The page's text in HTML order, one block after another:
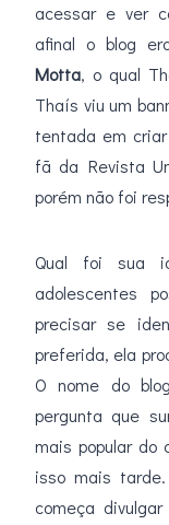
acessar e ver
afinal o blog
Motta, o qual
Thaís viu um
tentada em
fã da Revista
porém não foi
Qual foi sua
adolescentes
precisar se
preferida, ela
O nome do
pergunta que
mais popular do
isso mais
começa